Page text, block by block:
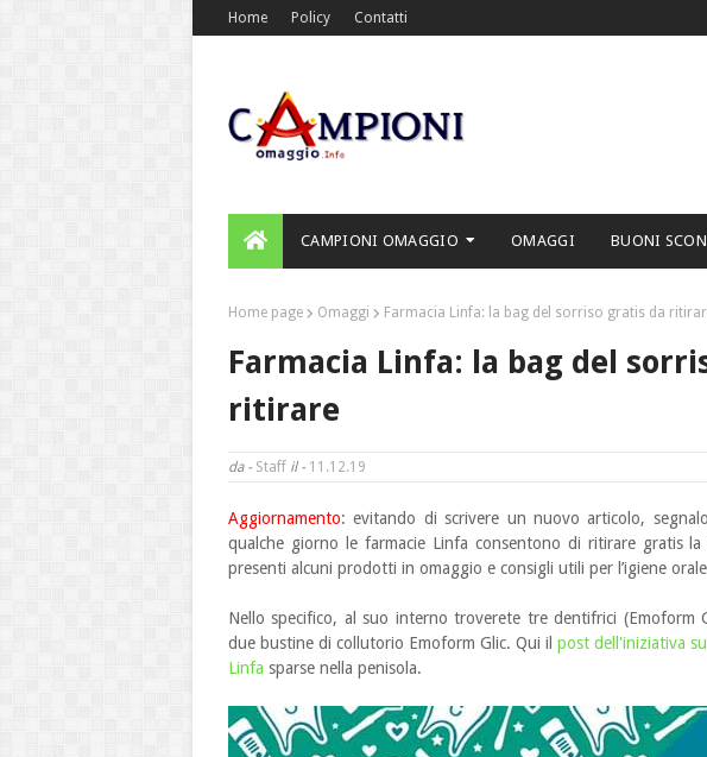
Home Policy Contatti
CAMPIONI OMAGGIO OMAGGI BUONI
Home page Omaggi Farmacia Linfa: la bag del sorriso gratis da
Farmacia Linfa: la bag del
ritirare
da - Staff il - 11.12.19
Aggiornamento: evitando di scrivere un nuovo articolo,
qualche giorno le farmacie Linfa consentono di ritirare gratis
presenti alcuni prodotti in omaggio e consigli utili per l’igiene
Nello specifico, al suo interno troverete tre dentifrici (Emoform
due bustine di collutorio Emoform Glic. Qui il post dell'iniziativa
Linfa sparse nella penisola.